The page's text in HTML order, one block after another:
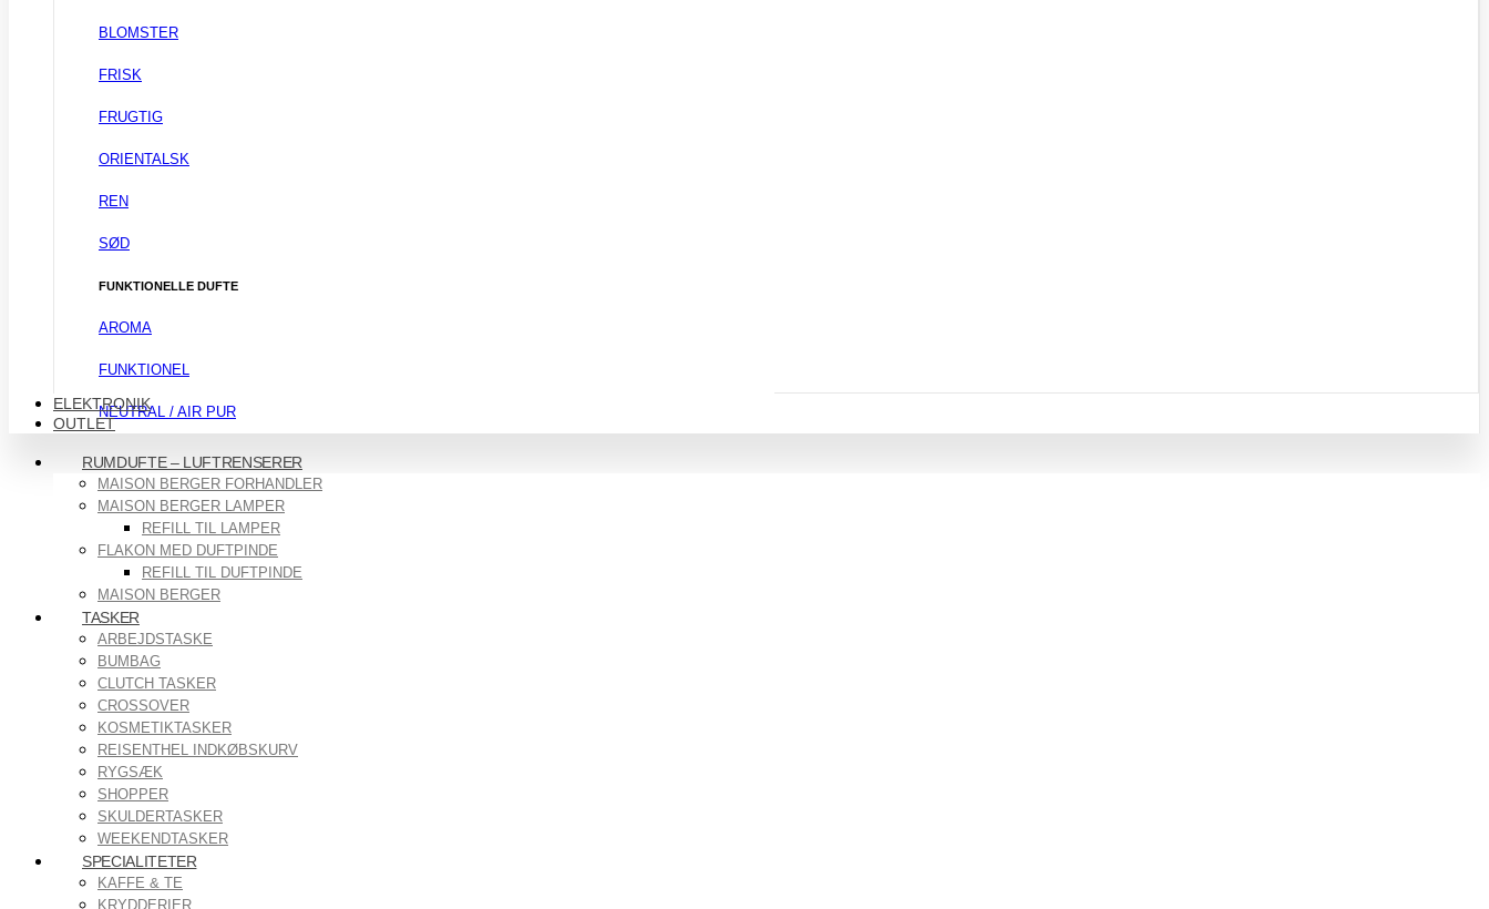
BLOMSTER
FRISK
FRUGTIG
ORIENTALSK
REN
SØD
FUNKTIONELLE DUFTE
AROMA
FUNKTIONEL
NEUTRAL / AIR PUR
ELEKTRONIK
OUTLET
RUMDUFTE – LUFTRENSERER
MAISON BERGER FORHANDLER
MAISON BERGER LAMPER
REFILL TIL LAMPER
FLAKON MED DUFTPINDE
REFILL TIL DUFTPINDE
MAISON BERGER
TASKER
ARBEJDSTASKE
BUMBAG
CLUTCH TASKER
CROSSOVER
KOSMETIKTASKER
REISENTHEL INDKØBSKURV
RYGSÆK
SHOPPER
SKULDERTASKER
WEEKENDTASKER
SPECIALITETER
KAFFE & TE
KRYDDERIER